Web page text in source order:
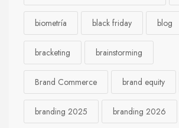
biometría black friday blog
bracketing brainstorming
Brand Commerce brand equity
branding 2025 branding 2026